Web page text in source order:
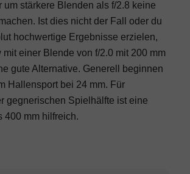
um stärkere Blenden als f/2.8 keine
Ist dies nicht der Fall oder du
hochwertige Ergebnisse erzielen,
mit einer Blende von f/2.0 mit 200 mm
gute Alternative. Generell beginnen
Hallensport bei 24 mm. Für
gegnerischen Spielhälfte ist eine
400 mm hilfreich.